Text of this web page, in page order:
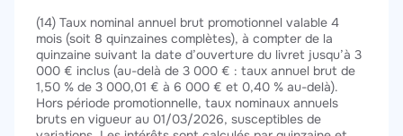
(14) Taux nominal annuel brut promotionnel valable 4
mois (soit 8 quinzaines complètes), à compter de la
quinzaine suivant la date d’ouverture du livret jusqu’à 3
000 € inclus (au-delà de 3 000 € : taux annuel brut de
1,50 % de 3 000,01 € à 6 000 € et 0,40 % au-delà).
Hors période promotionnelle, taux nominaux annuels
bruts en vigueur au 01/03/2026, susceptibles de